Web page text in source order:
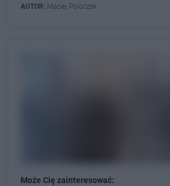
AUTOR: Maciej Poloczek
Może Cię zainteresować: